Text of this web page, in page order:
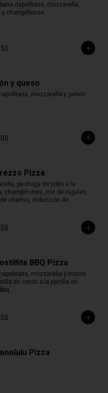
napolitana, mozzarella,
y champiñones.
y queso
mozzarella y jamón.
Pizza
pechuga de pollo a la
champiñones, mix de rúgulas,
cilantro, reducción de
BBQ Pizza
mozzarella y trozos
de cerdo a la parrilla en
Pizza